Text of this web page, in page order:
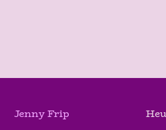
Jenny Frip